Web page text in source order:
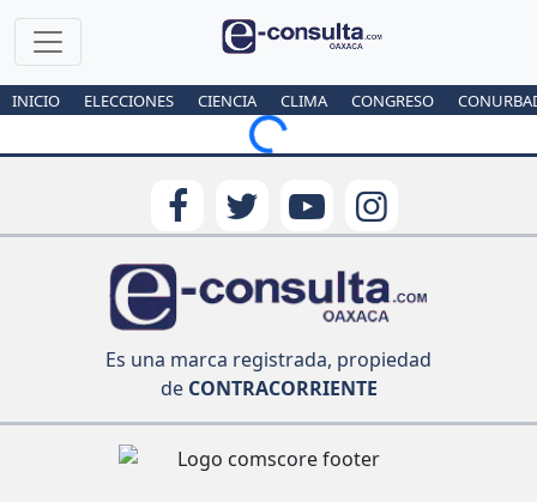
INICIO ELECCIONES CIENCIA CLIMA CONGRESO
Loading...
Es una marca registrada, propiedad
deCONTRACORRIENTE